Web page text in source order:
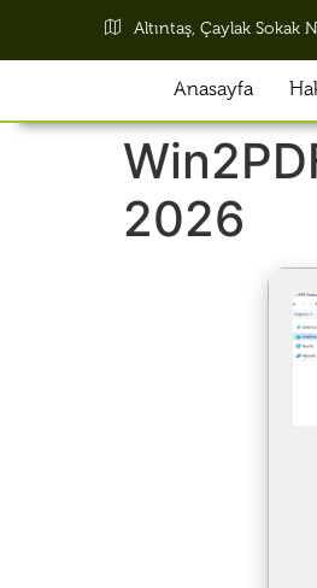
Altıntaş, Çaylak Sokak
Anasayfa
2026